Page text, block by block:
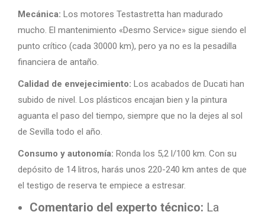
Mecánica: Los motores Testastretta han madurado
mucho. El mantenimiento «Desmo Service» sigue siendo el
punto crítico (cada 30000 km), pero ya no es la pesadilla
financiera de antaño.
Calidad de envejecimiento: Los acabados de Ducati han
subido de nivel. Los plásticos encajan bien y la pintura
aguanta el paso del tiempo, siempre que no la dejes al sol
de Sevilla todo el año.
Consumo y autonomía: Ronda los 5,2 l/100 km. Con su
depósito de 14 litros, harás unos 220-240 km antes de que
el testigo de reserva te empiece a estresar.
Comentario del experto técnico: La